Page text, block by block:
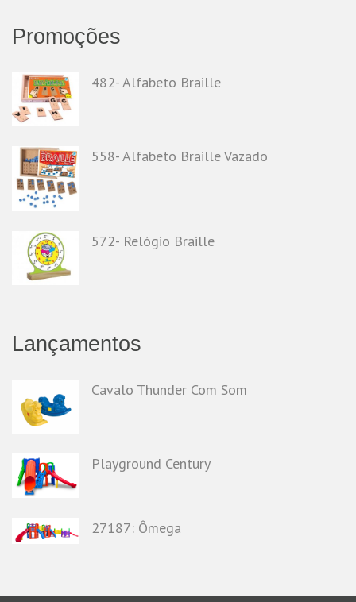
Promoções
482- Alfabeto Braille
558- Alfabeto Braille Vazado
572- Relógio Braille
Lançamentos
Cavalo Thunder Com Som
Playground Century
27187: Ômega